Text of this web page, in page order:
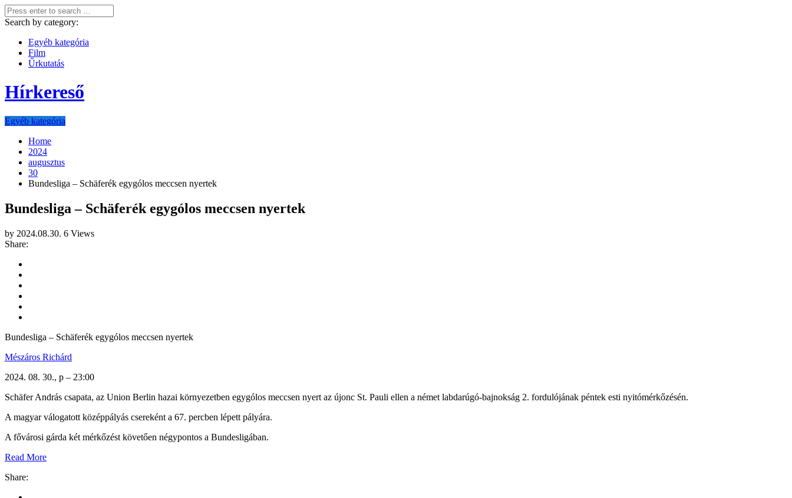
Search by category:
Egyéb kategória
Film
Űrkutatás
Hírkereső
Egyéb kategória
Home
2024
augusztus
30
Bundesliga – Schäferék egygólos meccsen nyertek
Bundesliga – Schäferék egygólos meccsen nyertek
by 2024.08.30. 6 Views
Share:
Bundesliga – Schäferék egygólos meccsen nyertek
Mészáros Richárd
2024. 08. 30., p – 23:00
Schäfer András csapata, az Union Berlin hazai környezetben egygólos meccsen nyert az újonc St. Pauli ellen a német labdarúgó-bajnokság 2. fordulójának péntek esti nyitómérkőzésén.
A magyar válogatott középpályás csereként a 67. percben lépett pályára.
A fővárosi gárda két mérkőzést követően négypontos a Bundesligában.
Read More
Share: